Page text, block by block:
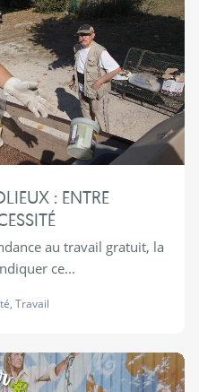
: ENTRE
au travail gratuit, la
ce...
, Travail